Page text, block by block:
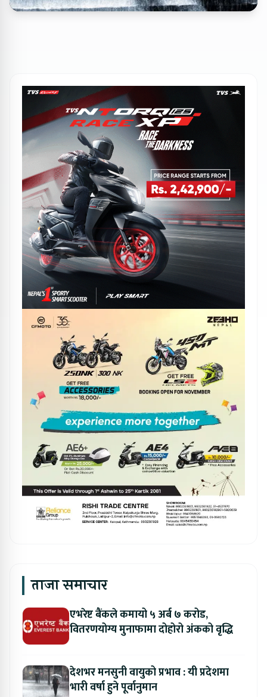
ताजा समाचार
एभरेष्ट बैंकले कमायो ५ अर्ब ७ करोड,
वितरणयोग्य मुनाफामा दोहोरो अंकको वृद्धि
देशभर मनसुनी वायुको प्रभाव : यी प्रदेशमा
भारी वर्षा हुने पूर्वानुमान